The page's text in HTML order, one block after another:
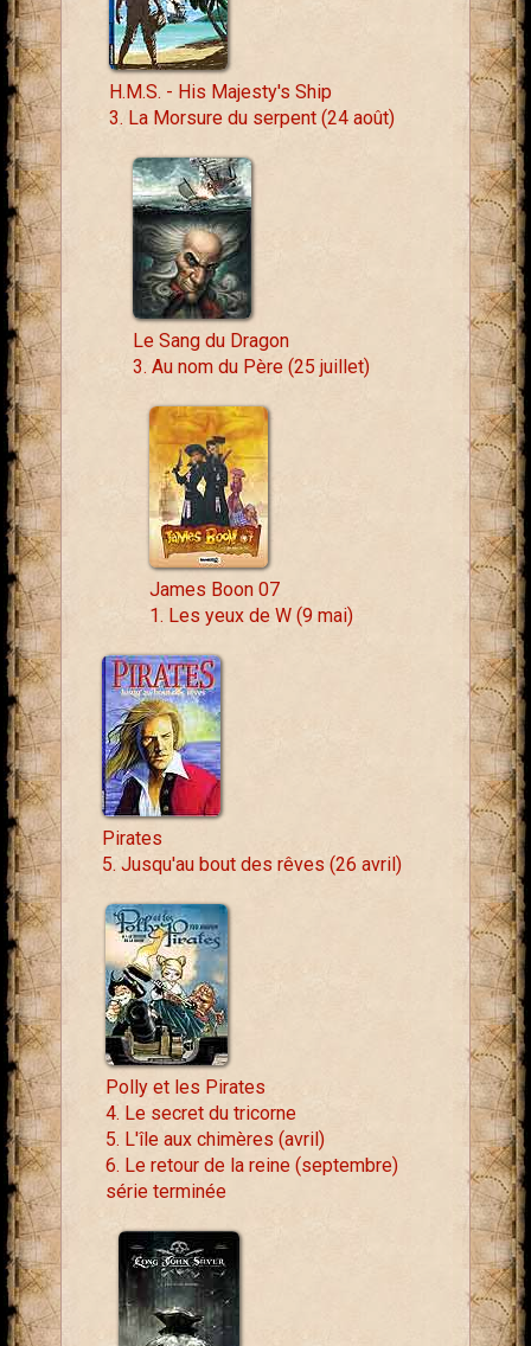
H.M.S. - His Majesty's Ship
3. La Morsure du serpent (24 août)
Le Sang du Dragon
3. Au nom du Père (25 juillet)
James Boon 07
1. Les yeux de W (9 mai)
Pirates
5. Jusqu'au bout des rêves (26 avril)
Polly et les Pirates
4. Le secret du tricorne
5. L'île aux chimères (avril)
6. Le retour de la reine (septembre)
série terminée